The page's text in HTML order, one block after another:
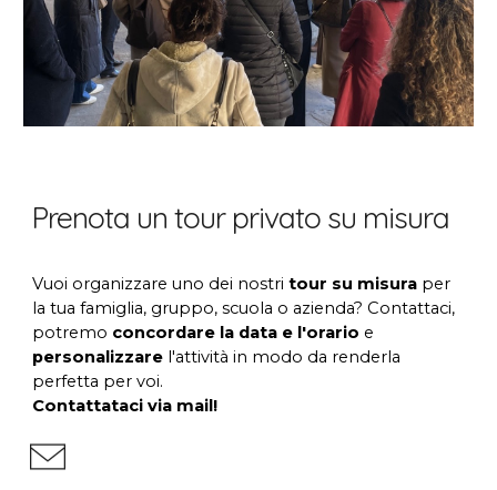
Prenota un tour privato su misura
Vuoi organizzare uno dei nostritour su misura per
la tua famiglia, gruppo, scuola o azienda? Contattaci,
potremo concordare la data e l'orario e
personalizzare l'attività in modo da renderla
perfetta per voi.
Contattataci via mail!